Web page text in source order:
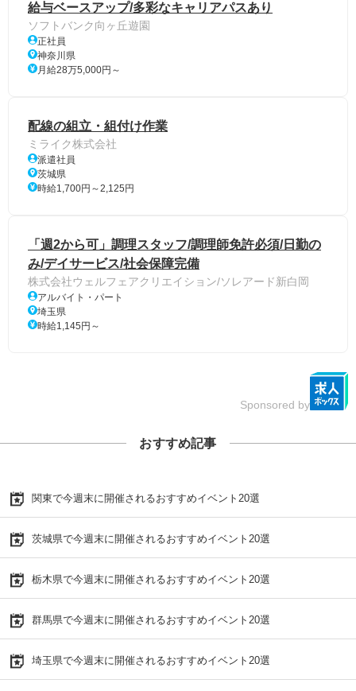
給与ベースアップ/多彩なキャリアパスあり
ソフトバンク向ヶ丘遊園
正社員
神奈川県
月給28万5,000円～
配線の組立・組付け作業
ミライク株式会社
派遣社員
茨城県
時給1,700円～2,125円
「週2から可」調理スタッフ/調理師免許必須/日勤の
み/デイサービス/社会保障完備
株式会社ウェルフェアクリエイション/ソレアード新白岡
アルバイト・パート
埼玉県
時給1,145円～
Sponsored by
おすすめ記事
関東で今週末に開催されるおすすめイベント20選
茨城県で今週末に開催されるおすすめイベント20選
栃木県で今週末に開催されるおすすめイベント20選
群馬県で今週末に開催されるおすすめイベント20選
埼玉県で今週末に開催されるおすすめイベント20選